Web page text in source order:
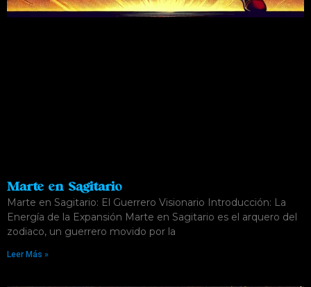
Marte en Sagitario
Marte en Sagitario: El Guerrero Visionario Introducción: La
Energía de la Expansión Marte en Sagitario es el arquero del
zodiaco, un guerrero movido por la
Leer Más »